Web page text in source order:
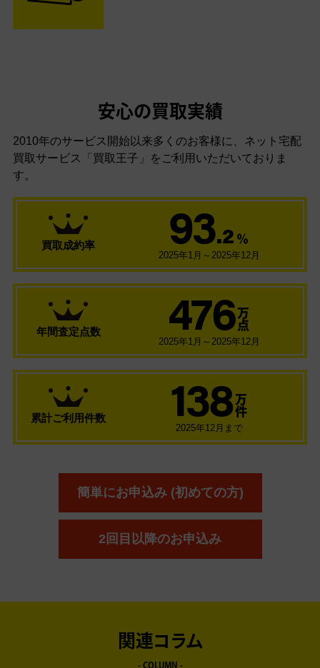
安心の買取実績
2010年のサービス開始以来多くのお客様に、 ネット宅配
買取サービス「買取王子」をご利用いただいておりま
す。
買取成約率 93.2 ％
2025年1月～2025年12月
年間査定点数 476 万
点
2025年1月～2025年12月
累計ご利用件数 138 万
件
2025年12月まで
簡単にお申込み (初めての方)
2回目以降のお申込み
関連コラム
- COLUMN -